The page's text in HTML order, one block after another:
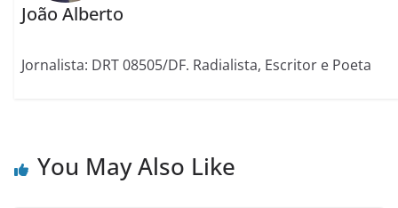
João Alberto
Jornalista: DRT 08505/DF. Radialista, Escritor e Poeta
You May Also Like